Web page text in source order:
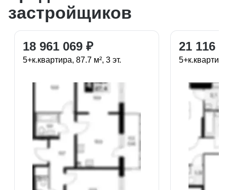
застройщиков
18 961 069 ₽
5+к.квартира, 87.7 м², 3 эт.
21 116